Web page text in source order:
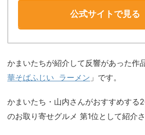
公式サイトで見る
かまいたちが紹介して反響があった
華そばふじい ラーメン 」です。
かまいたち・山内さんがおすすめする
のお取り寄せグルメ 第1位として紹介さ